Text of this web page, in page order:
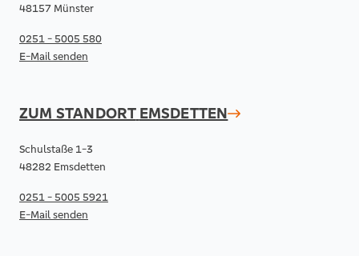
48157 Münster
0251 - 5005 580
E-Mail senden
ZUM STANDORT EMSDETTEN
Schulstaße 1-3
48282 Emsdetten
0251 - 5005 5921
E-Mail senden